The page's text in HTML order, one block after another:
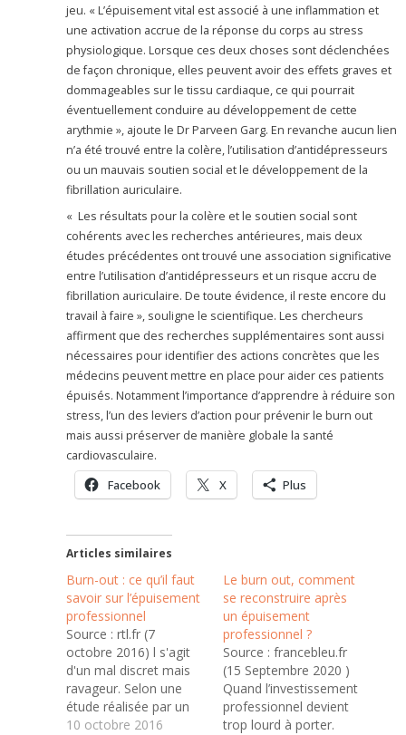
jeu. « L’épuisement vital est associé à une inflammation et
une activation accrue de la réponse du corps au stress
physiologique. Lorsque ces deux choses sont déclenchées
de façon chronique, elles peuvent avoir des effets graves et
dommageables sur le tissu cardiaque, ce qui pourrait
éventuellement conduire au développement de cette
arythmie », ajoute le Dr Parveen Garg. En revanche aucun lien
n’a été trouvé entre la colère, l’utilisation d’antidépresseurs
ou un mauvais soutien social et le développement de la
fibrillation auriculaire.
« Les résultats pour la colère et le soutien social sont
cohérents avec les recherches antérieures, mais deux
études précédentes ont trouvé une association significative
entre l’utilisation d’antidépresseurs et un risque accru de
fibrillation auriculaire. De toute évidence, il reste encore du
travail à faire », souligne le scientifique. Les chercheurs
affirment que des recherches supplémentaires sont aussi
nécessaires pour identifier des actions concrètes que les
médecins peuvent mettre en place pour aider ces patients
épuisés. Notamment l’importance d’apprendre à réduire son
stress, l’un des leviers d’action pour prévenir le burn out
mais aussi préserver de manière globale la santé
cardiovasculaire.
Facebook X Plus
Articles similaires
Burn-out : ce qu’il faut
savoir sur l’épuisement
professionnel
Source : rtl.fr (7
octobre 2016) l s'agit
d'un mal discret mais
ravageur. Selon une
étude réalisée par un
cabinet spécialisé en
10 octobre 2016
Le burn out, comment
se reconstruire après
un épuisement
professionnel ?
Source : francebleu.fr
(15 Septembre 2020 )
Quand l’investissement
professionnel devient
trop lourd à porter.